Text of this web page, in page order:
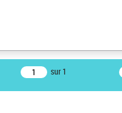
sur 1